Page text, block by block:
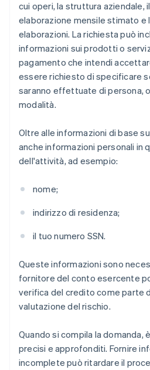
cui operi, la struttura aziendale,
elaborazione mensile stimato e
elaborazioni. La richiesta può
informazioni sui prodotti o
pagamento che intendi
essere richiesto di specificare
saranno effettuate di persona,
modalità.
Oltre alle informazioni di base
anche informazioni personali in
dell'attività, ad esempio:
nome;
indirizzo di residenza;
il tuo numero SSN.
Queste informazioni sono
fornitore del conto esercente
verifica del credito come parte
valutazione del rischio.
Quando si compila la domanda,
precisi e approfonditi. Fornire
incomplete può ritardare il